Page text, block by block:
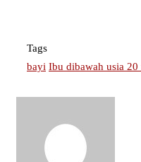
Tags
bayi Ibu dibawah usia 20